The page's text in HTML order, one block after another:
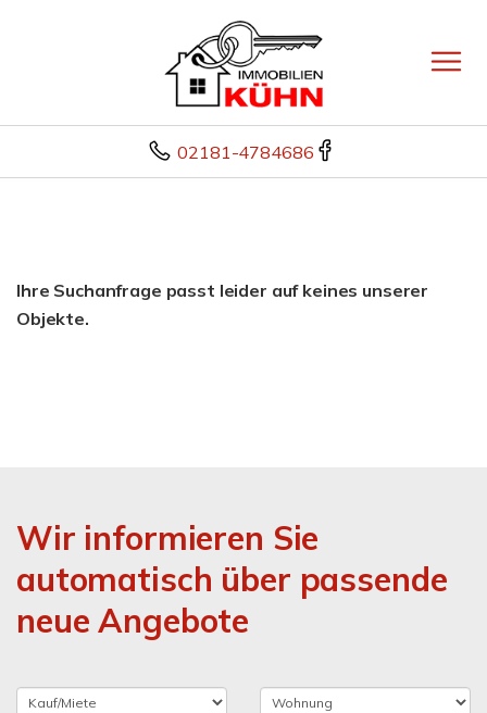
02181-4784686
Ihre Suchanfrage passt leider auf keines unserer
Objekte.
Wir informieren Sie
automatisch über passende
neue Angebote